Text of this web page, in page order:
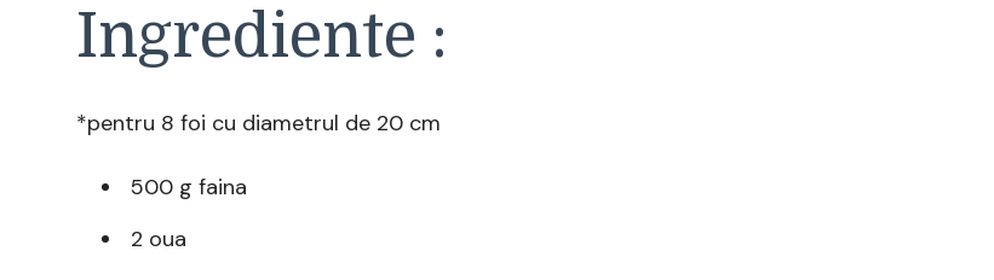
Ingrediente :
*pentru 8 foi cu diametrul de 20 cm
500 g faina
2 oua